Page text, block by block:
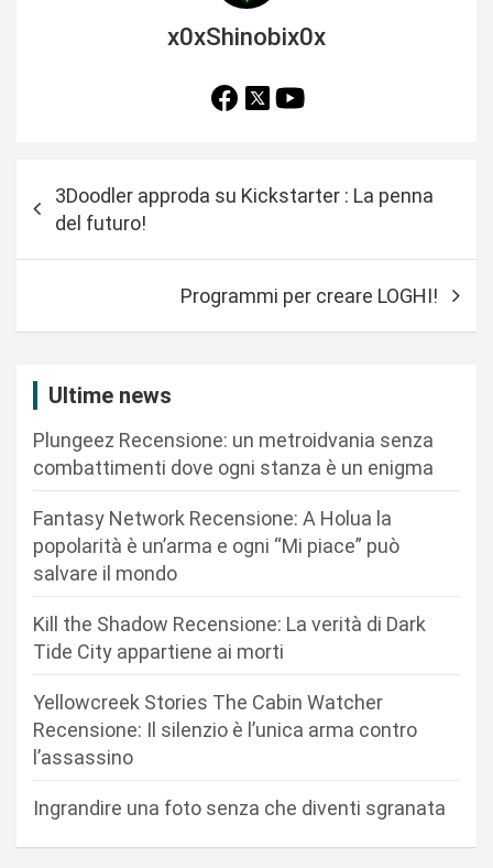
x0xShinobix0x
3Doodler approda su Kickstarter : La penna
del futuro!
Programmi per creare LOGHI!
Ultime news
Plungeez Recensione: un metroidvania senza
combattimenti dove ogni stanza è un enigma
Fantasy Network Recensione: A Holua la
popolarità è un’arma e ogni “Mi piace” può
salvare il mondo
Kill the Shadow Recensione: La verità di Dark
Tide City appartiene ai morti
Yellowcreek Stories The Cabin Watcher
Recensione: Il silenzio è l’unica arma contro
l’assassino
Ingrandire una foto senza che diventi sgranata